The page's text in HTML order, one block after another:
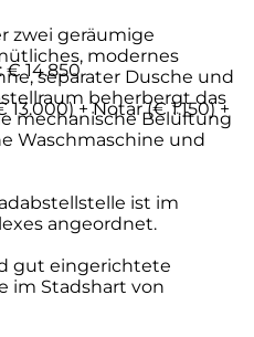
zwei geräumige
modernes
separater Dusche und
beherbergt das
mechanische Belüftung
Waschmaschine und
ist im
angeordnet.
gut eingerichtete
im Stadshart von
€ 14.850
+ Notar (€ 1.150) +